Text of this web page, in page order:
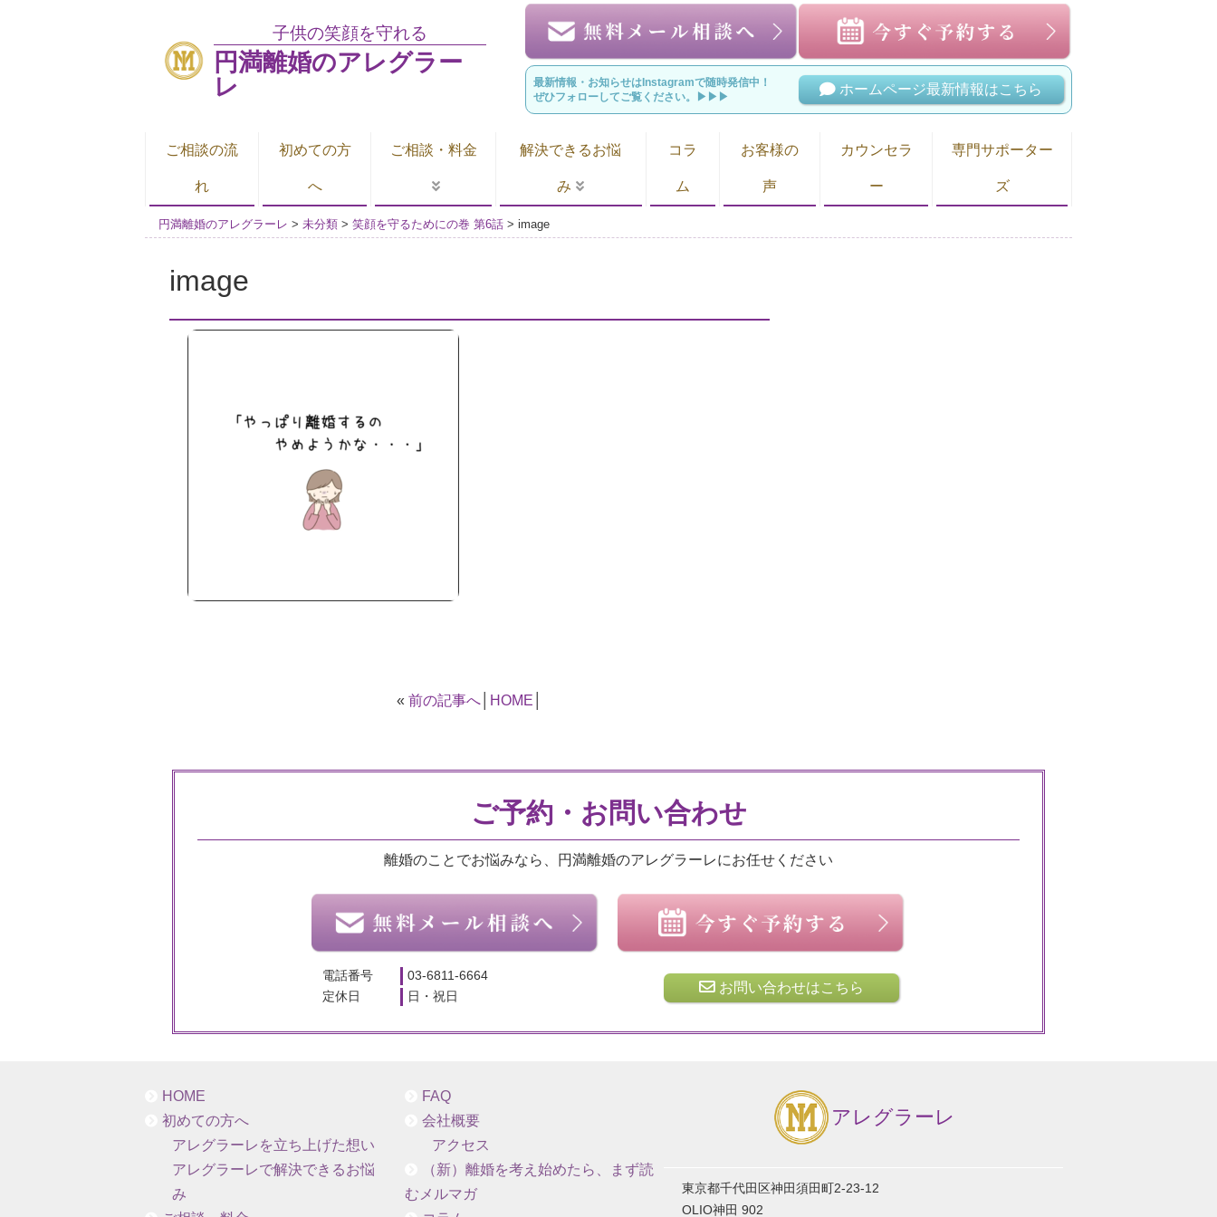
子供の笑顔を守れる
円満離婚のアレグラー
レ
ホームページ最新情報はこちら
最新情報・お知らせはInstagramで随時発信中！
ぜひフォローしてご覧ください。▶︎▶︎▶︎
ご相談の流
れ
初めての方
へ
ご相談・料金 解決できるお悩
み
コラ
ム
お客様の
声
カウンセラ
ー
専門サポーター
ズ
円満離婚のアレグラーレ > 未分類 > 笑顔を守るためにの巻 第6話 > image
image
« 前の記事へ│ HOME
ご予約・お問い合わせ
離婚のことでお悩みなら、円満離婚のアレグラーレにお任せください
お問い合わせはこちら
電話番号
03-6811-6664
定休日
日・祝日
HOME
初めての方へ
アレグラーレを立ち上げた想い
アレグラーレで解決できるお悩
み
FAQ
会社概要
アクセス
（新）離婚を考え始めたら、まず読
むメルマガ
アレグラーレ
東京都千代田区神田須田町2-23-12
OLIO神田 902